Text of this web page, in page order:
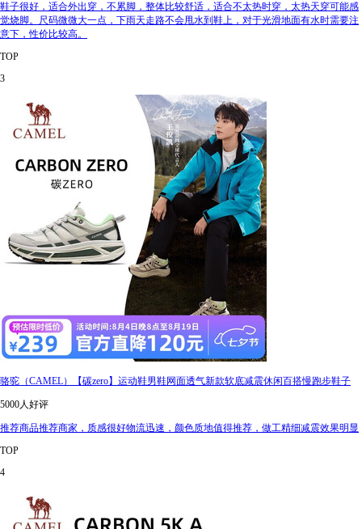
鞋子很好，适合外出穿，不累脚，整体比较舒适，适合不太热时穿，太热天穿可能感
觉烧脚。尺码微微大一点，下雨天走路不会甩水到鞋上，对于光滑地面有水时需要注
意下，性价比较高。
TOP
3
骆驼（CAMEL）【碳zero】运动鞋男鞋网面透气新款软底减震休闲百搭慢跑步鞋子
5000人好评
推荐商品推荐商家，质感很好物流迅速，颜色质地值得推荐，做工精细减震效果明显
TOP
4